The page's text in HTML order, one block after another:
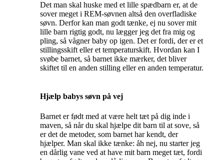
Det man skal huske med et lille spædbarn er, at de
sover meget i REM-søvnen altså den overfladiske
søvn. Derfor kan man godt tænke, ej nu sover mit
lille barn rigtig godt, nu lægger jeg det fra mig og
pling, så vågner baby op igen. Det er fordi, der er et
stillingsskift eller et temperaturskift. Hvordan kan I
svøbe barnet, så barnet ikke mærker, det bliver
skiftet til en anden stilling eller en anden temperatur.
Hjælp babys søvn på vej
Barnet er født med at være helt tæt på dig inde i
maven, så når du skal hjælpe dit barn til at sove, så
er det de metoder, som barnet har kendt, der
hjælper. Man skal ikke tænke: åh nej, nu starter jeg
en dårlig vane ved at have mit barn meget tæt, fordi